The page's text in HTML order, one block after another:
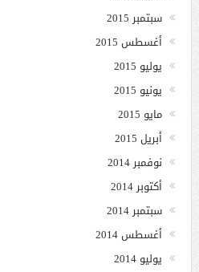
سبتمبر 2015
أغسطس 2015
يوليو 2015
يونيو 2015
مايو 2015
أبريل 2015
نوفمبر 2014
أكتوبر 2014
سبتمبر 2014
أغسطس 2014
يوليو 2014